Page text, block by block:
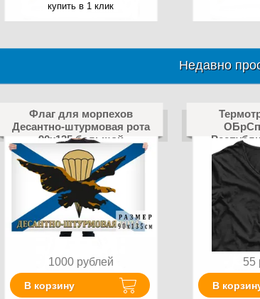
купить в 1 клик
Недавно
Флаг для морпехов
Десантно-штурмовая рота
90х135 большой
1000 рублей
В корзину
55
В